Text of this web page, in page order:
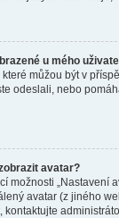
u mého
můžou být v
odeslali, nebo
avatar?
možnosti „Nastavení
avatar (z jiného